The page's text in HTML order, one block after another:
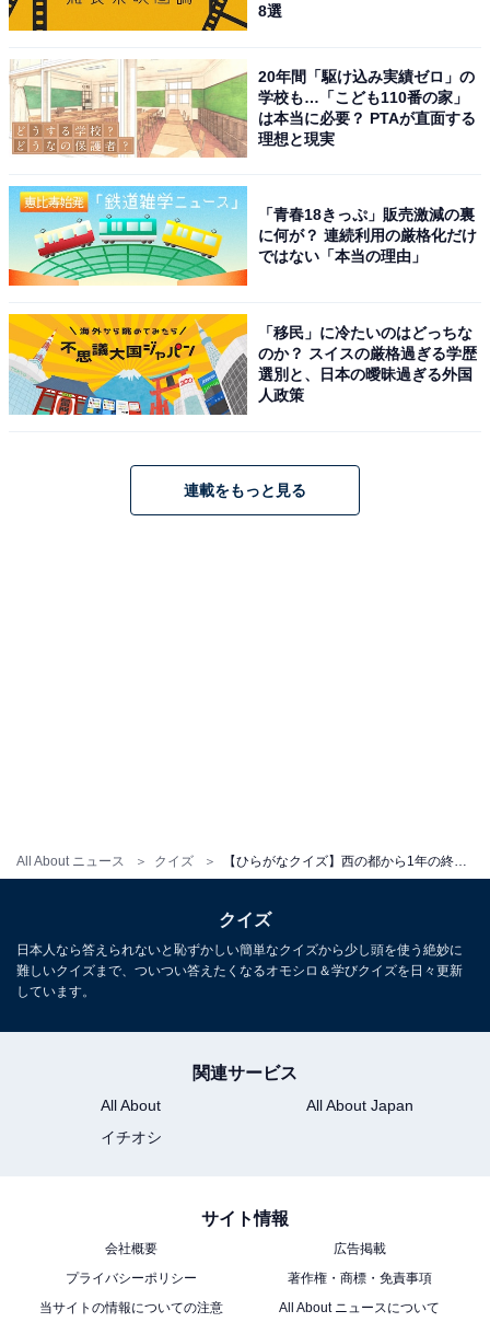
All About ニュース クイズ
8選
20年間「駆け込み実績ゼロ」の
学校も…「こども110番の家」
は本当に必要？ PTAが直面する
理想と現実
「青春18きっぷ」販売激減の裏
に何が？ 連続利用の厳格化だけ
ではない「本当の理由」
「移民」に冷たいのはどっちな
のか？ スイスの厳格過ぎる学歴
選別と、日本の曖昧過ぎる外国
人政策
連載をもっと見る
クイズ
日本人なら答えられないと恥ずかしい簡単なクイズから少し頭を使う絶妙に
難しいクイズまで、ついつい答えたくなるオモシロ＆学びクイズを日々更新
しています。
関連サービス
All About
All About Japan
イチオシ
サイト情報
会社概要
広告掲載
プライバシーポリシー
著作権・商標・免責事項
当サイトの情報についての注意
All About ニュースについて